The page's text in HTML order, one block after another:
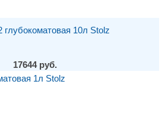
глубокоматовая 10л Stolz
17644 руб.